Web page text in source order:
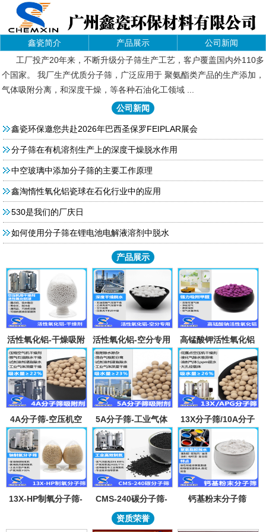
鑫瓷简介 产品展示
公司新闻
工厂投产20年来，不断升级分子筛生产工艺，客户覆盖国内外110多
个国家。 我厂生产优质分子筛，广泛应用于 聚氨酯类产品的生产添加，
气体吸附分离，和深度干燥，等各种石油化工领域 ...
公司新闻
鑫瓷环保邀您共赴2026年巴西圣保罗FEIPLAR展会
分子筛在有机溶剂生产上的深度干燥脱水作用
中空玻璃中添加分子筛的主要工作原理
鑫淘惰性氧化铝瓷球在石化行业中的应用
530是我们的厂庆日
如何使用分子筛在锂电池电解液溶剂中脱水
产品展示
活性氧化铝-干燥吸附
活性氧化铝-空分专用
吸附剂
高锰酸钾活性氧化铝
4A分子筛-空压机空
气气体吸水干燥颗粒-
溶剂试剂深度除水分
子筛吸附球
5A分子筛-工业气体
吸附纯化-溶剂深度除
水-混合气吸附分离
13X分子筛/10A分子
筛-lpglng燃气干燥除
异味除杂-空气低露点
干燥
13X-HP制氧分子筛-
筛95氧浓度-制氧钠分
CMS-240碳分子筛-
工业制氮机吸附剂炭
分子筛-99.999%浓度
钙基粉末分子筛
资质荣誉